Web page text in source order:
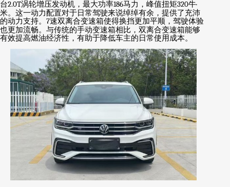
台2.0T涡轮增压发动机，最大功率186马力，峰值扭矩320牛·
米。这一动力配置对于日常驾驶来说绰绰有余，提供了充沛
的动力支持。 7速双离合变速箱使得换挡更加平顺，驾驶体验
也更加流畅。与传统的手动变速箱相比，双离合变速箱能够
有效提高燃油经济性，有助于降低车主的日常使用成本。